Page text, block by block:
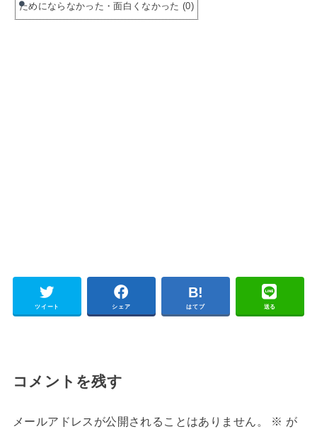
ためにならなかった・面白くなかった (0)
ツイート シェア はてブ 送る
コメントを残す
メールアドレスが公開されることはありません。 ※ が